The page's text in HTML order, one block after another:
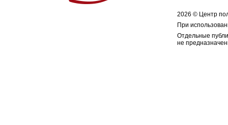
2026 © Центр
При
Отдельные
не